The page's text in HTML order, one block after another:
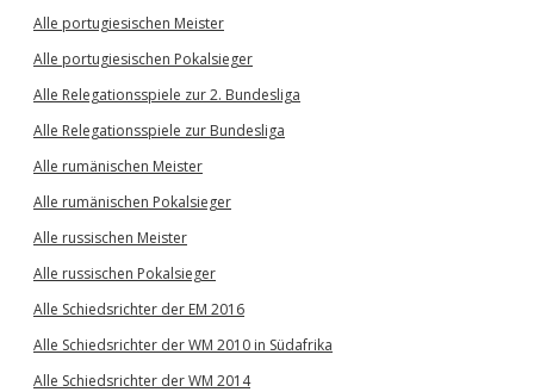
Alle portugiesischen Meister
Alle portugiesischen Pokalsieger
Alle Relegationsspiele zur 2. Bundesliga
Alle Relegationsspiele zur Bundesliga
Alle rumänischen Meister
Alle rumänischen Pokalsieger
Alle russischen Meister
Alle russischen Pokalsieger
Alle Schiedsrichter der EM 2016
Alle Schiedsrichter der WM 2010 in Südafrika
Alle Schiedsrichter der WM 2014